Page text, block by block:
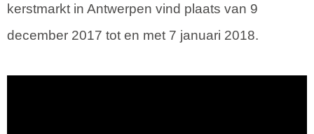
kerstmarkt in Antwerpen vind plaats van 9
december 2017 tot en met 7 januari 2018.